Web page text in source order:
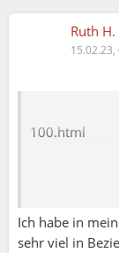
Ruth H.
15.02.23,
die Frauen
stellt die
interessantes
menschheit-
100.html
Ich habe in
sehr viel in